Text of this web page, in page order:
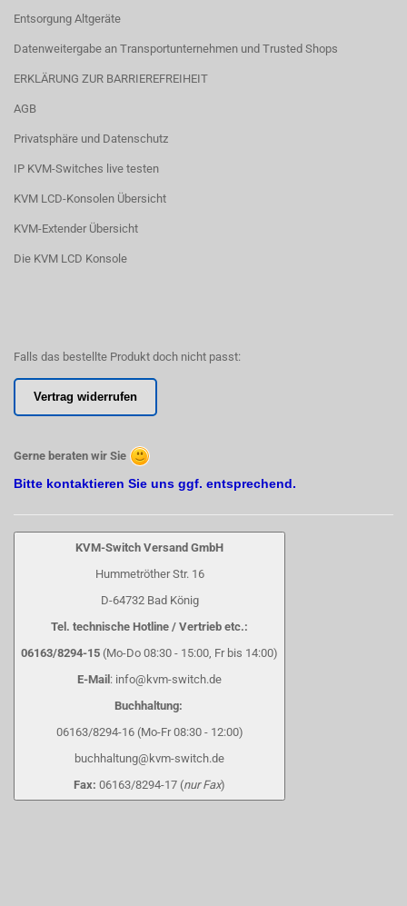
Entsorgung Altgeräte
Datenweitergabe an Transportunternehmen und Trusted Shops
ERKLÄRUNG ZUR BARRIEREFREIHEIT
AGB
Privatsphäre und Datenschutz
IP KVM-Switches live testen
KVM LCD-Konsolen Übersicht
KVM-Extender Übersicht
Die KVM LCD Konsole
Falls das bestellte Produkt doch nicht passt:
Vertrag widerrufen
Gerne beraten wir Sie
Bitte kontaktieren Sie uns ggf. entsprechend.
KVM-Switch Versand GmbH
Hummetröther Str. 16
D-64732 Bad König
Tel. technische Hotline / Vertrieb etc.:
06163/8294-15 (Mo-Do 08:30 - 15:00, Fr bis 14:00)
E-Mail : info@kvm-switch.de
Buchhaltung:
06163/8294-16 (Mo-Fr 08:30 - 12:00)
buchhaltung@kvm-switch.de
Fax: 06163/8294-17 (nur Fax)